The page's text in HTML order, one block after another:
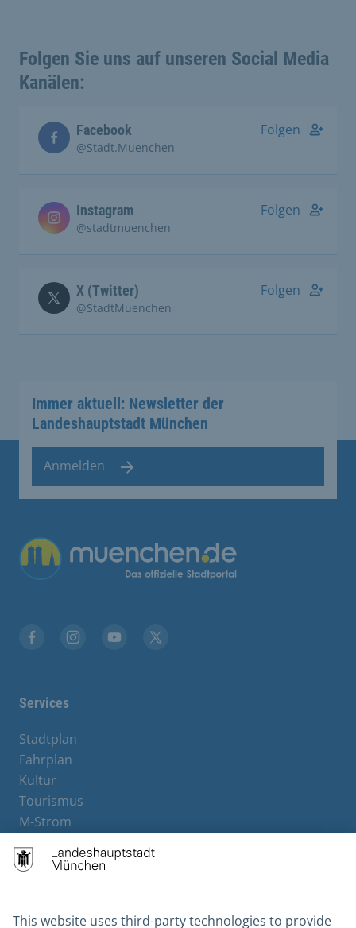
Folgen Sie uns auf unseren Social Media
Kanälen:
Facebook
@Stadt.Muenchen
Folgen
Instagram
@stadtmuenchen
Folgen
X (Twitter)
@StadtMuenchen
Folgen
Immer aktuell: Newsletter der
Landeshauptstadt München
Anmelden
Übergreifende Links
Services
Stadtplan
Fahrplan
Kultur
Tourismus
M-Strom
Hotels
Contact